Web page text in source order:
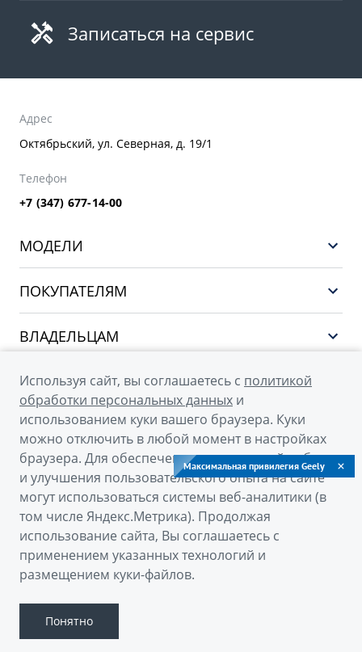
Записаться на сервис
Адрес
Октябрьский, ул. Северная, д. 19/1
Телефон
+7 (347) 677-14-00
МОДЕЛИ
CITYRAY
OKAVANGO
MONJARO
Архивные модели
ПОКУПАТЕЛЯМ
Финансы и услуги
ВЛАДЕЛЬЦАМ
Поддержка
О КОМПАНИИ
О бренде GEELY
О дилерском центре
Новости
Наша команда
Правовая информация
Контакты
© 2026
Официальный сайт Geely в России
Политика обработки персональных данных
Правовая информация
Сделано в ПЕРКС
Используя сайт, вы соглашаетесь с политикой
обработки персональных данных и
использованием куки вашего браузера. Куки
можно отключить в любой момент в настройках
браузера. Для обеспечения оптимальной работы
и улучшения пользовательского опыта на сайте
могут использоваться системы веб-аналитики (в
том числе Яндекс.Метрика). Продолжая
использование сайта, Вы соглашаетесь с
применением указанных технологий и
размещением куки-файлов.
Понятно
Максимальная привилегия Geely